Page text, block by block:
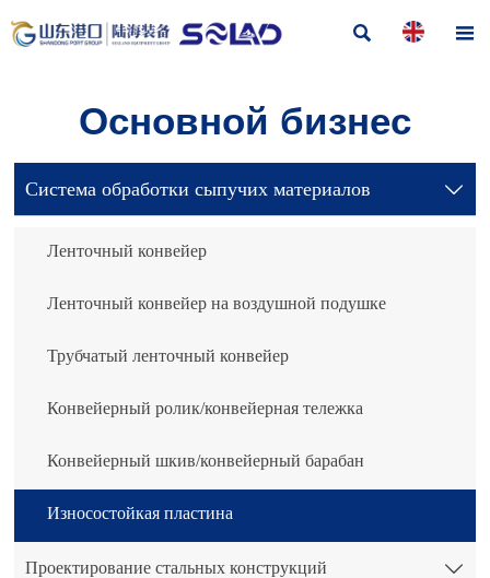
 
Основной бизнес
Система обработки сыпучих материалов 
Ленточный конвейер
Ленточный конвейер на воздушной подушке
Трубчатый ленточный конвейер
Конвейерный ролик/конвейерная тележка
Конвейерный шкив/конвейерный барабан
Износостойкая пластина
Проектирование стальных конструкций 